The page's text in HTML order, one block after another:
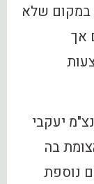
במקום שלא
אך
נצ"מ יעקבי
בה
נוספת